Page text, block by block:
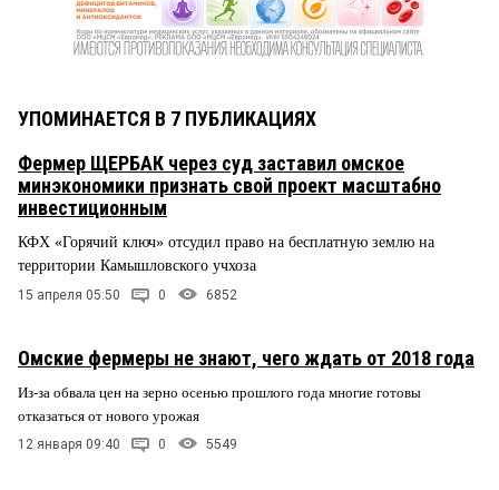
УПОМИНАЕТСЯ В 7 ПУБЛИКАЦИЯХ
Фермер ЩЕРБАК через суд заставил омское
минэкономики признать свой проект масштабно
инвестиционным
КФХ «Горячий ключ» отсудил право на бесплатную землю на
территории Камышловского учхоза
15 апреля 05:50 0 6852
Омские фермеры не знают, чего ждать от 2018 года
Из-за обвала цен на зерно осенью прошлого года многие готовы
отказаться от нового урожая
12 января 09:40 0 5549